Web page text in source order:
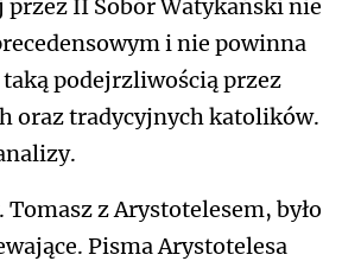
II Sobór Watykański nie
i nie powinna
podejrzliwością przez
oraz tradycyjnych katolików.
Tomasz z Arystotelesem, było
Pisma Arystotelesa